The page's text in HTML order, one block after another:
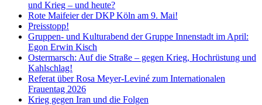
und Krieg – und heute?
Rote Maifeier der DKP Köln am 9. Mai!
Preisstopp!
Gruppen- und Kulturabend der Gruppe Innenstadt im April:
Egon Erwin Kisch
Ostermarsch: Auf die Straße – gegen Krieg, Hochrüstung und
Kahlschlag!
Referat über Rosa Meyer-Leviné zum Internationalen
Frauentag 2026
Krieg gegen Iran und die Folgen